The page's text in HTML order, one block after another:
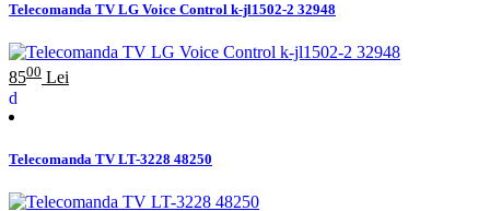
Telecomanda TV LG Voice Control k-jl1502-2 32948
8500 Lei
Telecomanda TV LT-3228 48250